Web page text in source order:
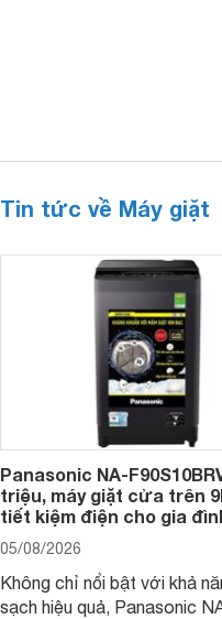
Tin tức về Máy giặt
Panasonic NA-
triệu, máy giặt cửa trên
tiết kiệm điện cho gia
05/08/2026
Không chỉ nổi bật với khả
sạch hiệu quả, Panasonic